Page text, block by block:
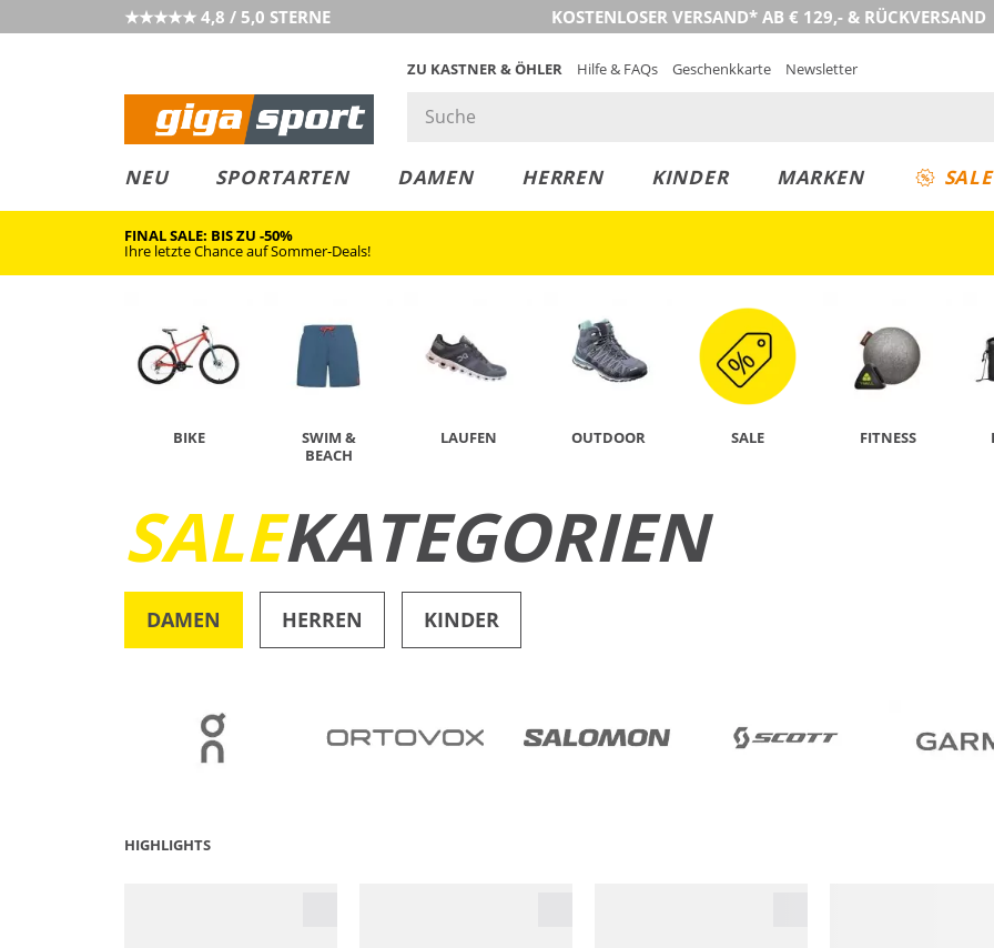
★★★★★ 4,8 / 5,0 STERNE KOSTENLOSER VERSAND* AB € 129,- & RÜCKVERSAND
ZU KASTNER & ÖHLER Hilfe & FAQs Geschenkkarte Newsletter
NEU SPORTARTEN DAMEN HERREN KINDER MARKEN SALE
FINAL SALE: BIS ZU -50%
Ihre letzte Chance auf Sommer-Deals!
JETZT ENTDECKEN
BIKE
SWIM &
BEACH
LAUFEN OUTDOOR SALE FITNESS
SALEKATEGORIEN
DAMEN HERREN KINDER
HIGHLIGHTS